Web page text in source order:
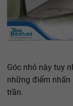
Góc nhỏ này tuy
những điểm nhấn
trần.